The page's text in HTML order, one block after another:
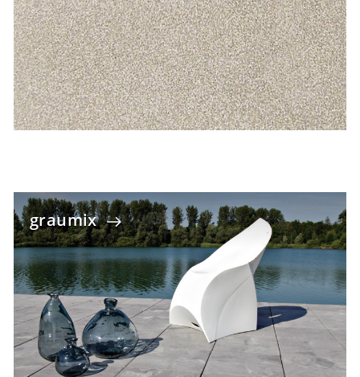
graumix